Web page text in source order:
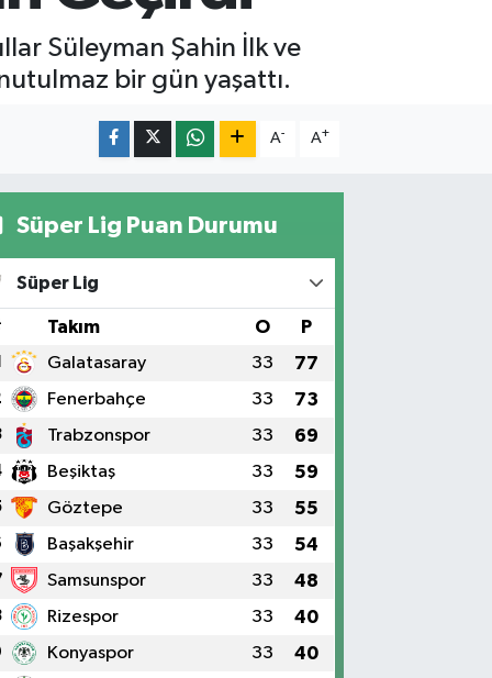
Süleyman Şahin İlk ve
bir gün yaşattı.
A- A+
Süper Lig Puan Durumu
Süper Lig
Takım O P
Galatasaray 33 77
Fenerbahçe 33 73
Trabzonspor 33 69
Beşiktaş 33 59
Göztepe 33 55
Başakşehir 33 54
Samsunspor 33 48
Rizespor 33 40
Konyaspor 33 40